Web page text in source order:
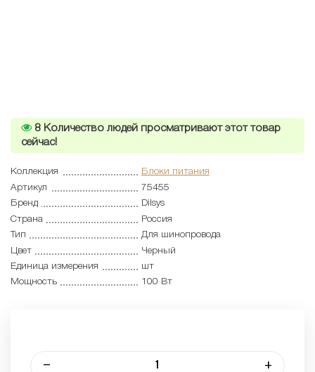
8 Количество людей просматривают этот товар
сейчас!
Коллекция
Блоки питания
Артикул
75455
Бренд
Dilsys
Страна
Россия
Тип
Для шинопровода
Цвет
Черный
Единица измерения
шт
Мощность
100 Вт
– +